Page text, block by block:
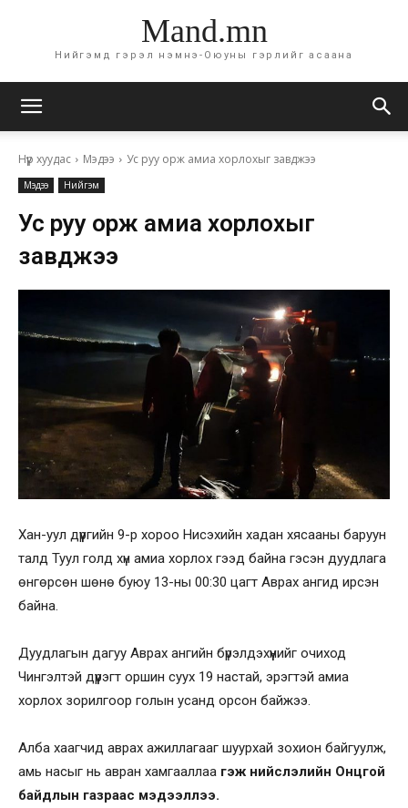
Mand.mn
Нийгэмд гэрэл нэмнэ-Оюуны гэрлийг асаана
Нүүр хуудас Мэдээ Ус руу орж амиа хорлохыг завджээ
Мэдээ Нийгэм
Ус руу орж амиа хорлохыг
завджээ
Хан-уул дүүргийн 9-р хороо Нисэхийн хадан хясааны баруун
талд Туул голд хүн амиа хорлох гээд байна гэсэн дуудлага
өнгөрсөн шөнө буюу 13-ны 00:30 цагт Аврах ангид ирсэн
байна.
Дуудлагын дагуу Аврах ангийн бүрэлдэхүүнийг очиход
Чингэлтэй дүүрэгт оршин суух 19 настай, эрэгтэй амиа
хорлох зорилгоор голын усанд орсон байжээ.
Алба хаагчид аврах ажиллагааг шуурхай зохион байгуулж,
амь насыг нь авран хамгааллаа гэж нийслэлийн Онцгой
байдлын газраас мэдээллээ.